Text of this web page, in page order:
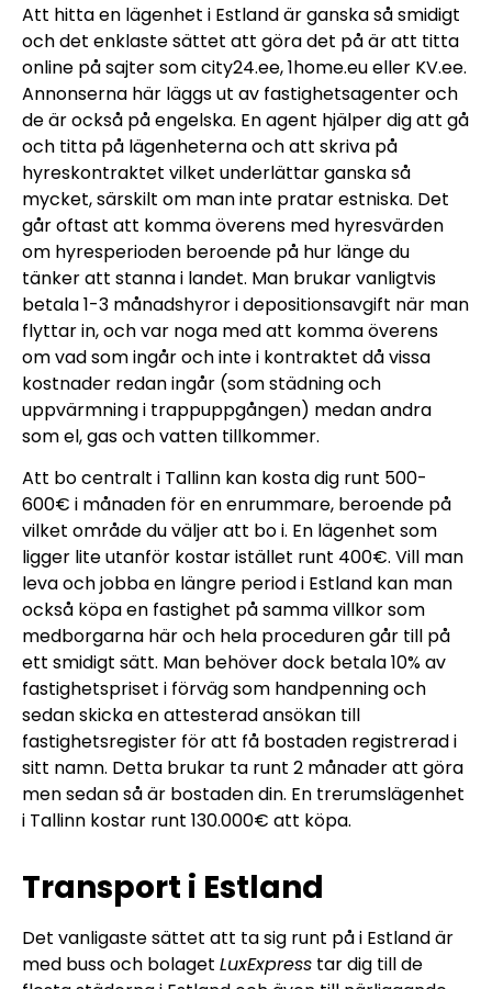
Att hitta en lägenhet i Estland är ganska så smidigt
och det enklaste sättet att göra det på är att titta
online på sajter som city24.ee, 1home.eu eller KV.ee.
Annonserna här läggs ut av fastighetsagenter och
de är också på engelska. En agent hjälper dig att gå
och titta på lägenheterna och att skriva på
hyreskontraktet vilket underlättar ganska så
mycket, särskilt om man inte pratar estniska. Det
går oftast att komma överens med hyresvärden
om hyresperioden beroende på hur länge du
tänker att stanna i landet. Man brukar vanligtvis
betala 1-3 månadshyror i depositionsavgift när man
flyttar in, och var noga med att komma överens
om vad som ingår och inte i kontraktet då vissa
kostnader redan ingår (som städning och
uppvärmning i trappuppgången) medan andra
som el, gas och vatten tillkommer.
Att bo centralt i Tallinn kan kosta dig runt 500-
600€ i månaden för en enrummare, beroende på
vilket område du väljer att bo i. En lägenhet som
ligger lite utanför kostar istället runt 400€. Vill man
leva och jobba en längre period i Estland kan man
också köpa en fastighet på samma villkor som
medborgarna här och hela proceduren går till på
ett smidigt sätt. Man behöver dock betala 10% av
fastighetspriset i förväg som handpenning och
sedan skicka en attesterad ansökan till
fastighetsregister för att få bostaden registrerad i
sitt namn. Detta brukar ta runt 2 månader att göra
men sedan så är bostaden din. En trerumslägenhet
i Tallinn kostar runt 130.000€ att köpa.
Transport i Estland
Det vanligaste sättet att ta sig runt på i Estland är
med buss och bolaget LuxExpress tar dig till de